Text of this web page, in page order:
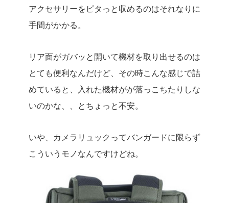
アクセサリーをピタっと収めるのはそれなりに
手間がかかる。
リア面がガバッと開いて機材を取り出せるのは
とても便利なんだけど、その時こんな感じで詰
めていると、入れた機材がが落っこちたりしな
いのかな、、とちょっと不安。
いや、カメラリュックってバンガードに限らず
こういうモノなんですけどね。